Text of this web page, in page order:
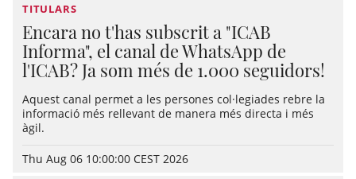
TITULARS
Encara no t'has subscrit a "ICAB
Informa", el canal de WhatsApp de
l'ICAB? Ja som més de 1.000 seguidors!
Aquest canal permet a les persones col·legiades rebre la
informació més rellevant de manera més directa i més
àgil.
Thu Aug 06 10:00:00 CEST 2026